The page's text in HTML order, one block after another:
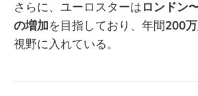
さらに、ユーロスターはロンドン
の増加を目指しており、年間200
視野に入れている。